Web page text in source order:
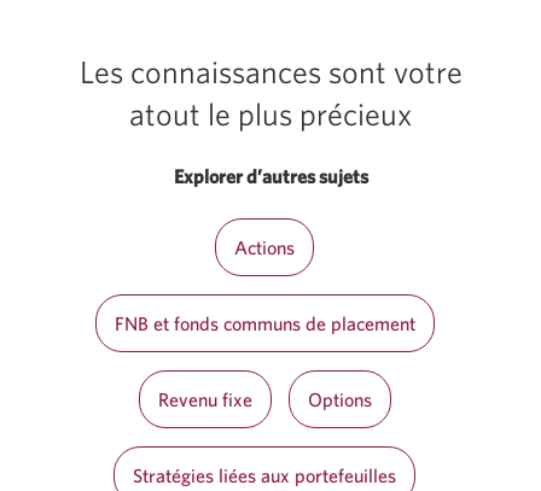
Les connaissances sont votre
atout le plus précieux
Explorer d’autres sujets
Actions
FNB et fonds communs de placement
Revenu fixe Options
Stratégies liées aux portefeuilles